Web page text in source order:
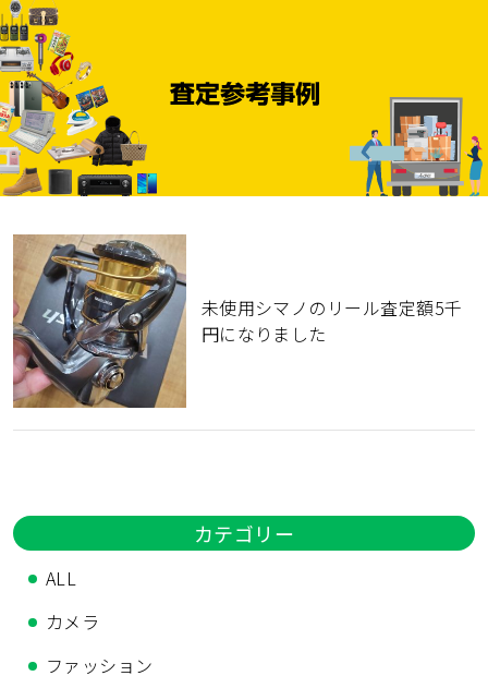
未使用シマノのリール査定額5千
円になりました
カテゴリー
ALL
カメラ
ファッション